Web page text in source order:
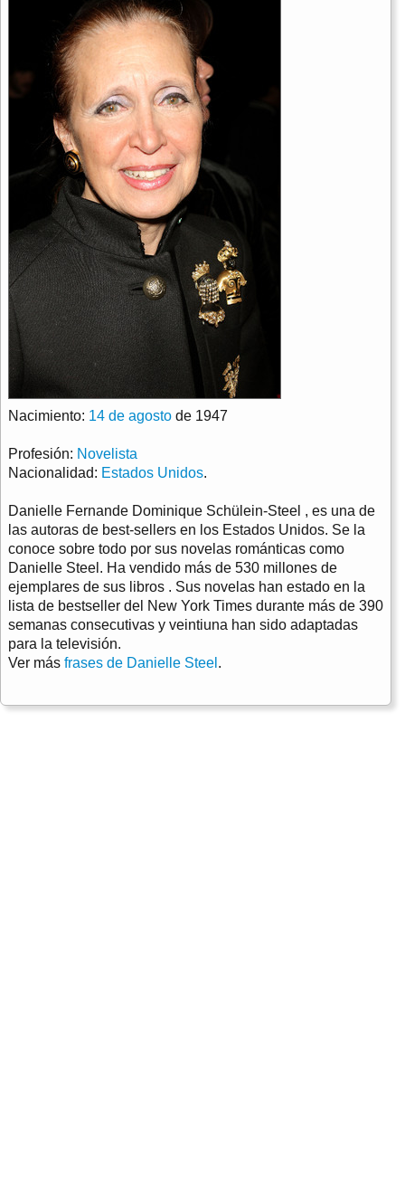
Nacimiento: 14 de agosto de 1947
Profesión: Novelista
Nacionalidad: Estados Unidos.
Danielle Fernande Dominique Schülein-Steel , es una de
las autoras de best-sellers en los Estados Unidos. Se la
conoce sobre todo por sus novelas románticas como
Danielle Steel. Ha vendido más de 530 millones de
ejemplares de sus libros . Sus novelas han estado en la
lista de bestseller del New York Times durante más de 390
semanas consecutivas y veintiuna han sido adaptadas
para la televisión.
Ver más frases de Danielle Steel .